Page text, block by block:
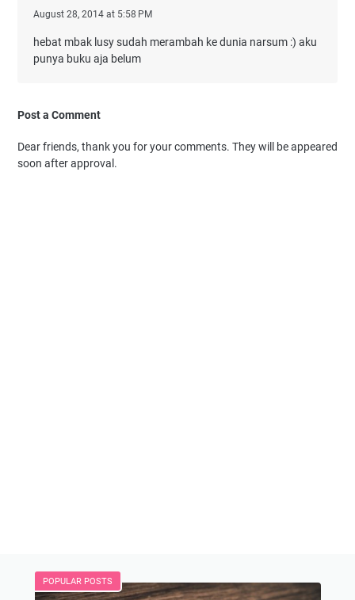
August 28, 2014 at 5:58 PM
hebat mbak lusy sudah merambah ke dunia narsum :) aku
punya buku aja belum
Post a Comment
Dear friends, thank you for your comments. They will be appeared
soon after approval.
POPULAR POSTS